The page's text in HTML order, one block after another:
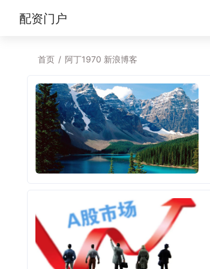
配资门户
首页 / 阿丁1970 新浪博客